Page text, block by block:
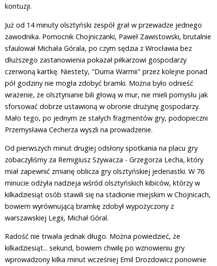
kontuzji.
Już od 14 minuty olsztyński zespół grał w przewadze jednego
zawodnika. Pomocnik Chojniczanki, Paweł Zawistowski, brutalnie
sfaulował Michała Górala, po czym sędzia z Wrocławia bez
dłuższego zastanowienia pokazał piłkarzowi gospodarzy
czerwoną kartkę. Niestety, "Duma Warmii" przez kolejne ponad
pół godziny nie mogła zdobyć bramki. Można było odnieść
wrażenie, że olsztynianie bili głową w mur, nie mieli pomysłu jak
sforsować dobrze ustawioną w obronie drużynę gospodarzy.
Mało tego, po jednym ze stałych fragmentów gry, podopieczni
Przemysława Cecherza wyszli na prowadzenie.
Od pierwszych minut drugiej odsłony spotkania na placu gry
zobaczyliśmy za Remigiusz Szywacza - Grzegorza Lecha, który
miał zapewnić zmianę oblicza gry olsztyńskiej jedenastki. W 76
minucie odżyła nadzieja wśród olsztyńskich kibiców, którzy w
kilkadziesiąt osób stawili się na stadionie miejskim w Chojnicach,
bowiem wyrównującą bramkę zdobył wypożyczony z
warszawskiej Legii, Michał Góral.
Radość nie trwała jednak długo. Można powiedzieć, że
kilkadziesiąt... sekund, bowiem chwilę po wznowieniu gry
wprowadzony kilka minut wcześniej Emil Drozdowicz ponownie